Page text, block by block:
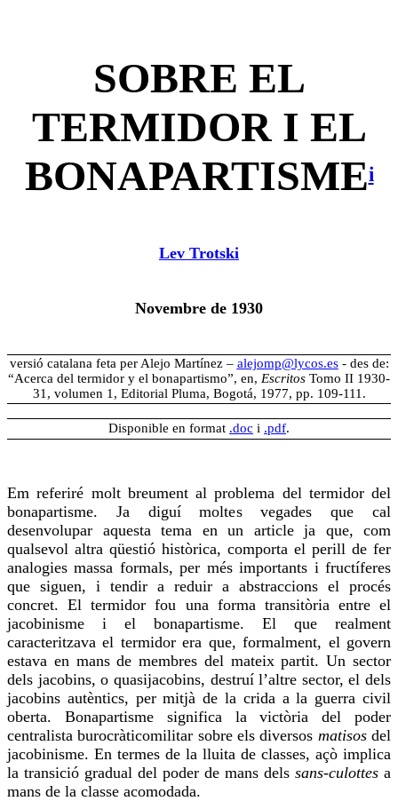
SOBRE EL
TERMIDOR I EL
BONAPARTISMEi
Lev Trotski
Novembre de 1930
versió catalana feta per Alejo Martínez – alejomp@lycos.es- des de:
“Acerca del termidor y el bonapartismo”, en, Escritos Tomo II 1930-
31, volumen 1, Editorial Pluma, Bogotá, 1977, pp. 109-111.
Disponible en format .doc i .pdf.
Em referiré molt breument al problema del termidor del
bonapartisme. Ja diguí moltes vegades que cal
desenvolupar aquesta tema en un article ja que, com
qualsevol altra qüestió històrica, comporta el perill de fer
analogies massa formals, per més importants i fructíferes
que siguen, i tendir a reduir a abstraccions el procés
concret. El termidor fou una forma transitòria entre el
jacobinisme i el bonapartisme. El que realment
caracteritzava el termidor era que, formalment, el govern
estava en mans de membres del mateix partit. Un sector
dels jacobins, o quasijacobins, destruí l’altre sector, el dels
jacobins autèntics, per mitjà de la crida a la guerra civil
oberta. Bonapartisme significa la victòria del poder
centralista burocràticomilitar sobre els diversos matisosdel
jacobinisme. En termes de la lluita de classes, açò implica
la transició gradual del poder de mans dels sans-culottes a
mans de la classe acomodada.